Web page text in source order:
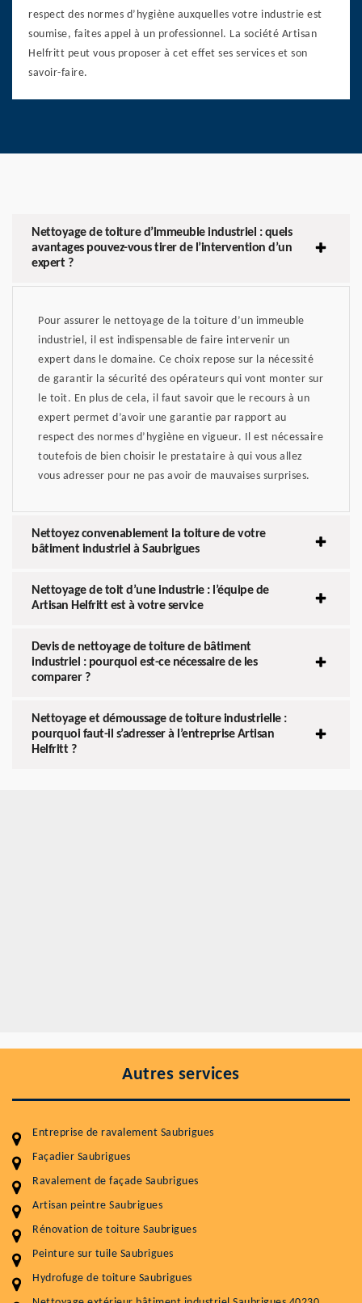
respect des normes d’hygiène auxquelles votre industrie est
soumise, faites appel à un professionnel. La société Artisan
Helfritt peut vous proposer à cet effet ses services et son
savoir-faire.
Nettoyage de toiture d’immeuble industriel : quels
avantages pouvez-vous tirer de l’intervention d’un
expert ?
Pour assurer le nettoyage de la toiture d’un immeuble
industriel, il est indispensable de faire intervenir un
expert dans le domaine. Ce choix repose sur la nécessité
de garantir la sécurité des opérateurs qui vont monter sur
le toit. En plus de cela, il faut savoir que le recours à un
expert permet d’avoir une garantie par rapport au
respect des normes d’hygiène en vigueur. Il est nécessaire
toutefois de bien choisir le prestataire à qui vous allez
vous adresser pour ne pas avoir de mauvaises surprises.
Nettoyez convenablement la toiture de votre
bâtiment industriel à Saubrigues
Nettoyage de toit d’une industrie : l’équipe de
Artisan Helfritt est à votre service
Devis de nettoyage de toiture de bâtiment
industriel : pourquoi est-ce nécessaire de les
comparer ?
Nettoyage et démoussage de toiture industrielle :
pourquoi faut-il s’adresser à l’entreprise Artisan
Helfritt ?
Autres services
Entreprise de ravalement Saubrigues
Façadier Saubrigues
Ravalement de façade Saubrigues
Artisan peintre Saubrigues
Rénovation de toiture Saubrigues
Peinture sur tuile Saubrigues
Hydrofuge de toiture Saubrigues
Entretenir votre toiture, c'est préserver sa
durabilité
Plus de 15 ans d'expérience en couverture et facade
Service